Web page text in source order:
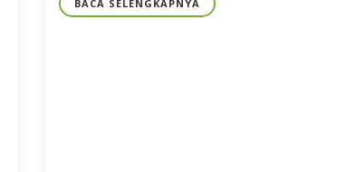
BACA SELENGKAPNYA